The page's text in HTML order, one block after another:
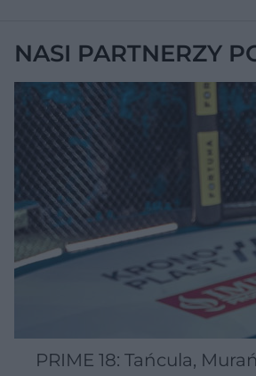
NASI PARTNERZY
PRIME 18: Tańcula,